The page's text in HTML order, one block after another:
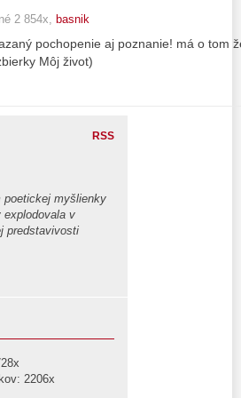
2 854x, basnik
pochopenie aj poznanie! má o tom
Môj život)
RSS
poetickej myšlienky
explodovala v
predstavivosti
2206x